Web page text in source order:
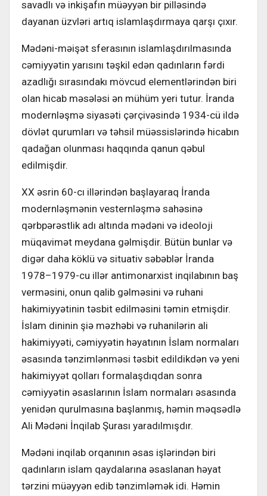
savadlı və inkişafın müəyyən bir pilləsində
dayanan üzvləri artıq islamlaşdırmaya qarşı çıxır.
Mədəni-məişət sferasının islamlaşdırılmasında
cəmiyyətin yarısını təşkil edən qadınların fərdi
azadlığı sırasındakı mövcud elementlərindən biri
olan hicab məsələsi ən mühüm yeri tutur. İranda
modernləşmə siyasəti çərçivəsində 1934-cü ildə
dövlət qurumları və təhsil müəssislərində hicabın
qadağan olunması haqqında qanun qəbul
edilmişdir.
XX əsrin 60-cı illərindən başlayaraq İranda
modernləşmənin vesternləşmə sahəsinə
qərbpərəstlik adı altında mədəni və ideoloji
müqavimət meydana gəlmişdir. Bütün bunlar və
digər daha köklü və situativ səbəblər İranda
1978–1979-cu illər antimonarxist inqilabının baş
verməsini, onun qalib gəlməsini və ruhani
hakimiyyətinin təsbit edilməsini təmin etmişdir.
İslam dininin şiə məzhəbi və ruhanilərin ali
hakimiyyəti, cəmiyyətin həyatının İslam normaları
əsasında tənzimlənməsi təsbit edildikdən və yeni
hakimiyyət qolları formalaşdıqdan sonra
cəmiyyətin əsaslarının İslam normaları əsasında
yenidən qurulmasına başlanmış, həmin məqsədlə
Ali Mədəni İnqilab Şurası yaradılmışdır.
Mədəni inqilab orqanının əsas işlərindən biri
qadınların islam qaydalarına əsaslanan həyat
tərzini müəyyən edib tənzimləmək idi. Həmin